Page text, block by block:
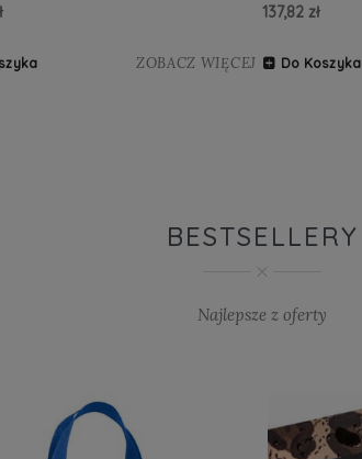
ZOBACZ WIĘCEJ
137,82 zł
Do Koszyka
BESTSELLERY
Najlepsze z oferty